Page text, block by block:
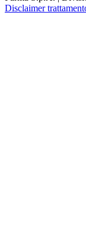
Disclaimer